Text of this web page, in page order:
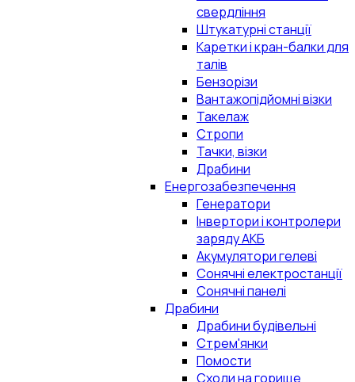
свердління
Штукатурні станції
Каретки і кран-балки для
талів
Бензорізи
Вантажопідйомні візки
Такелаж
Стропи
Тачки, візки
Драбини
Енергозабезпечення
Генератори
Інвертори і контролери
заряду АКБ
Акумулятори гелеві
Сонячні електростанції
Сонячні панелі
Драбини
Драбини будівельні
Стрем'янки
Помости
Сходи на горище